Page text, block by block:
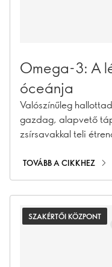
Omega-3: A
óceánja
Valószínűleg
gazdag, alapvető
zsírsavakkal teli
elkezdeni?
TOVÁBB A CIKKHEZ
SZAKÉRTŐI KÖZPONT